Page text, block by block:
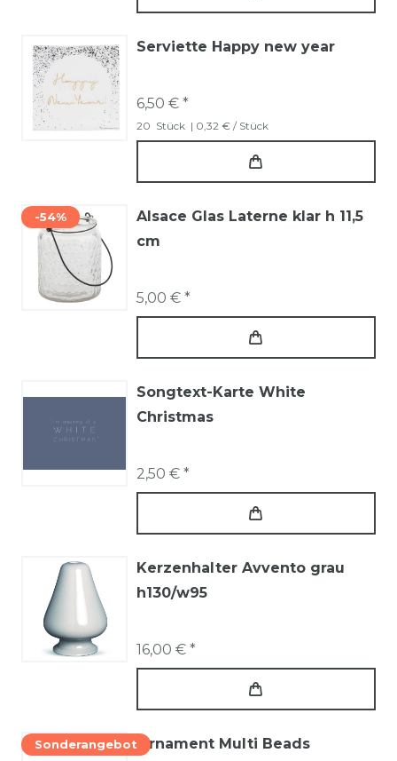
Serviette Happy new year
6,50 € *
20 Stück | 0,32 € / Stück
-54%
Alsace Glas Laterne klar h 11,5
cm
5,00 € *
Songtext-Karte White
Christmas
2,50 € *
Kerzenhalter Avvento grau
h130/w95
16,00 € *
SonderangebotOrnament Multi Beads